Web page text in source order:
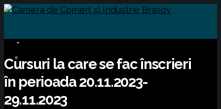
Cursuri la care se fac înscrieri
în perioada 20.11.2023-
29.11.2023